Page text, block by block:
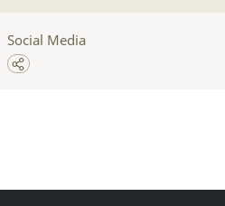
Social Media